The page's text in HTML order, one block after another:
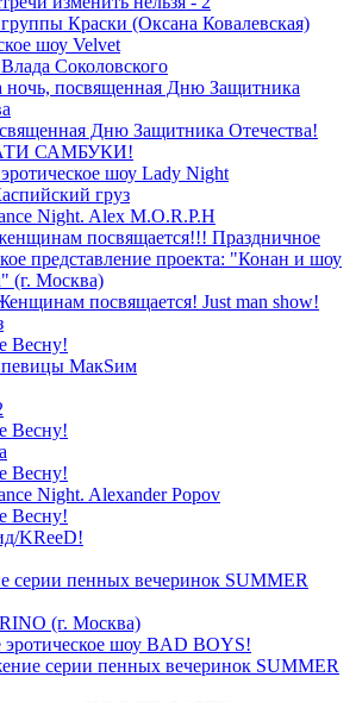
Краски (Оксана Ковалевская)
шоу Velvet
Соколовского
ночь, посвященная Дню Защитника
Дню Защитника Отечества!
САМБУКИ!
шоу Lady Night
груз
Night. Alex M.O.R.P.H
посвящается!!! Праздничное
представление проекта: "Конан и шоу
(г. Москва)
посвящается! Just man show!
Весну!
певицы МакSим
Весну!
Весну!
Night. Alexander Popov
Весну!
KReeD!
серии пенных вечеринок SUMMER
(г. Москва)
шоу BAD BOYS!
серии пенных вечеринок SUMMER